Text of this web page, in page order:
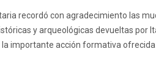
recordó con agradecimiento las
y arqueológicas devueltas por
la importante acción formativa ofrecida